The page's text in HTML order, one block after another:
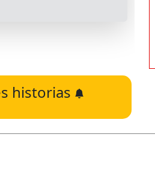
historias